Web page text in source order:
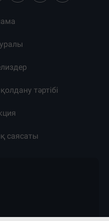
тәртібі
саясаты